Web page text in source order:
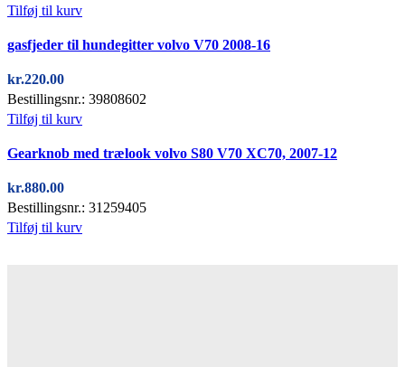
Tilføj til kurv
gasfjeder til hundegitter volvo V70 2008-16
kr.220.00
Bestillingsnr.: 39808602
Tilføj til kurv
Gearknob med trælook volvo S80 V70 XC70, 2007-12
kr.880.00
Bestillingsnr.: 31259405
Tilføj til kurv